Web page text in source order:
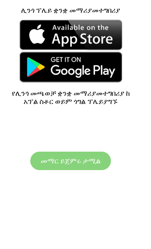
ሊንጎ ፕሌይ ቋንቋ መማሪያመተግበሪያ
የሊንጎ መጫወቻ ቋንቋ መማሪያመተግበሪያ ከ
አፕል ስቶር ወይም ጎግል ፕሌይያግኙ
መማር ይጀምሩ ታሚል